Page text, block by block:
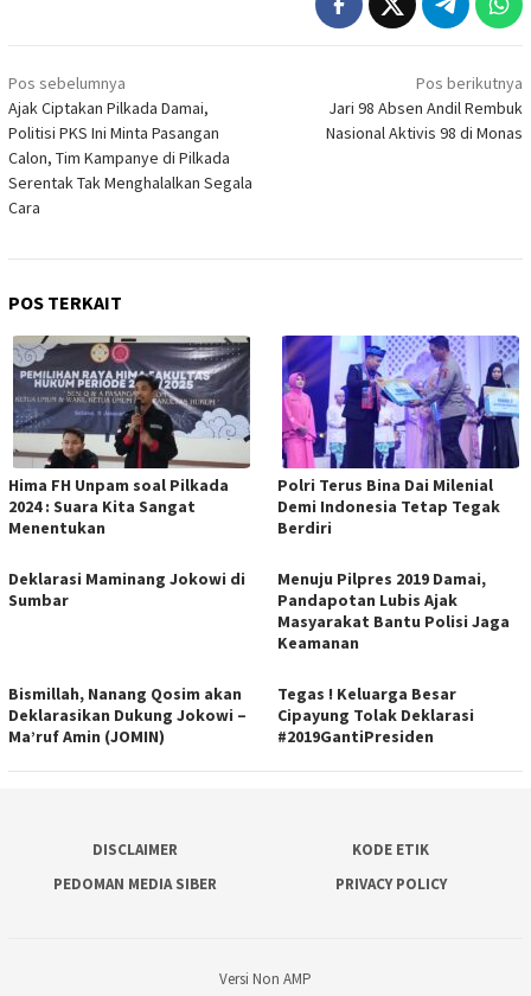
Navigasi
pos
Pos sebelumnya
Ajak Ciptakan Pilkada Damai,
Politisi PKS Ini Minta Pasangan
Calon, Tim Kampanye di Pilkada
Serentak Tak Menghalalkan Segala
Cara
Pos berikutnya
Jari 98 Absen Andil Rembuk
Nasional Aktivis 98 di Monas
POS TERKAIT
Hima FH Unpam soal Pilkada
2024 : Suara Kita Sangat
Menentukan
Polri Terus Bina Dai Milenial
Demi Indonesia Tetap Tegak
Berdiri
Deklarasi Maminang Jokowi di
Sumbar
Menuju Pilpres 2019 Damai,
Pandapotan Lubis Ajak
Masyarakat Bantu Polisi Jaga
Keamanan
Bismillah, Nanang Qosim akan
Deklarasikan Dukung Jokowi –
Ma’ruf Amin (JOMIN)
Tegas ! Keluarga Besar
Cipayung Tolak Deklarasi
#2019GantiPresiden
DISCLAIMER
KODE ETIK
PEDOMAN MEDIA SIBER
PRIVACY POLICY
Versi Non AMP